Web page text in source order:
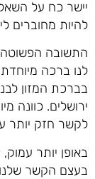
יישר כח על
להיות מחוברים
התשובה הפשוטה
לנו ברכה
בברכת המזון
ירושלים. כוונה
לקשר חזק יותר
באופן יותר
בעצם הקשר